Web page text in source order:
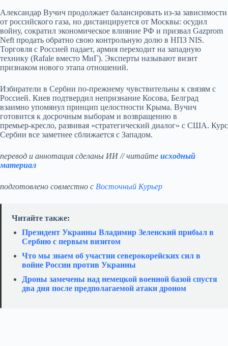
Александар Вучич продолжает балансировать из‑за зависимости
от российского газа, но дистанцируется от Москвы: осудил
войну, сократил экономическое влияние РФ и призвал Gazprom
Neft продать обратно свою контрольную долю в НПЗ NIS.
Торговля с Россией падает, армия переходит на западную
технику (Rafale вместо МиГ). Эксперты называют визит
признаком нового этапа отношений.
Избиратели в Сербии по‑прежнему чувствительны к связям с
Россией. Киев подтвердил непризнание Косова, Белград
взаимно упомянул принцип целостности Крыма. Вучич
готовится к досрочным выборам и возвращению в
премьер‑кресло, развивая «стратегический диалог» с США. Курс
Сербии все заметнее сближается с Западом.
перевод и аннотация сделаны ИИ // читайте исходный
материал
подготовлено совместно с Восточный Курьер
Читайте также:
Президент Украины Владимир Зеленский прибыл в
Сербию с первым визитом
Что мы знаем об участии северокорейских сил в
войне России против Украины
Дроны замечены над немецкой военной базой спустя
два дня после предполагаемой атаки дроном